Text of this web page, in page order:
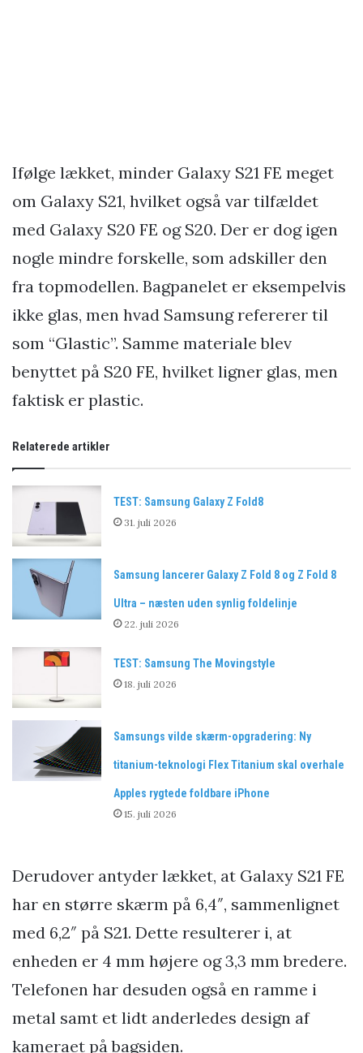
Ifølge lækket, minder Galaxy S21 FE meget
om Galaxy S21, hvilket også var tilfældet
med Galaxy S20 FE og S20. Der er dog igen
nogle mindre forskelle, som adskiller den
fra topmodellen. Bagpanelet er eksempelvis
ikke glas, men hvad Samsung refererer til
som “Glastic”. Samme materiale blev
benyttet på S20 FE, hvilket ligner glas, men
faktisk er plastic.
Relaterede artikler
TEST: Samsung Galaxy Z Fold8
31. juli 2026
Samsung lancerer Galaxy Z Fold 8 og Z Fold 8
Ultra – næsten uden synlig foldelinje
22. juli 2026
TEST: Samsung The Movingstyle
18. juli 2026
Samsungs vilde skærm-opgradering: Ny
titanium-teknologi Flex Titanium skal overhale
Apples rygtede foldbare iPhone
15. juli 2026
Derudover antyder lækket, at Galaxy S21 FE
har en større skærm på 6,4″, sammenlignet
med 6,2″ på S21. Dette resulterer i, at
enheden er 4 mm højere og 3,3 mm bredere.
Telefonen har desuden også en ramme i
metal samt et lidt anderledes design af
kameraet på bagsiden.